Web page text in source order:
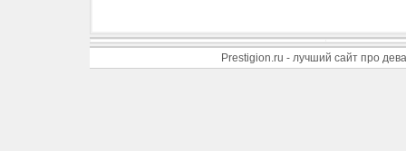
Prestigion.ru - лучший сайт про